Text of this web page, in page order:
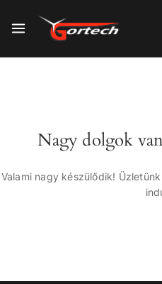
Nagy dolgok
Valami nagy készülődik!